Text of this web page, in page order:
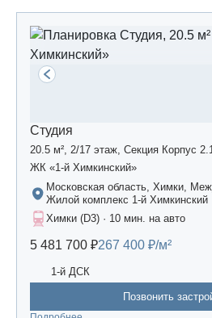
Студия
20.5 м², 2/17 этаж, Секция Корпус 2.1
ЖК «1-й Химкинский»
Московская область, Химки,
Жилой комплекс 1-й Химкинский
Химки (D3) · 10 мин. на авто
5 481 700 ₽267 400 ₽/м²
1-й ДСК
Позвонить